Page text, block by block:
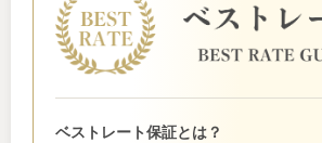
ベストレート保証とは？